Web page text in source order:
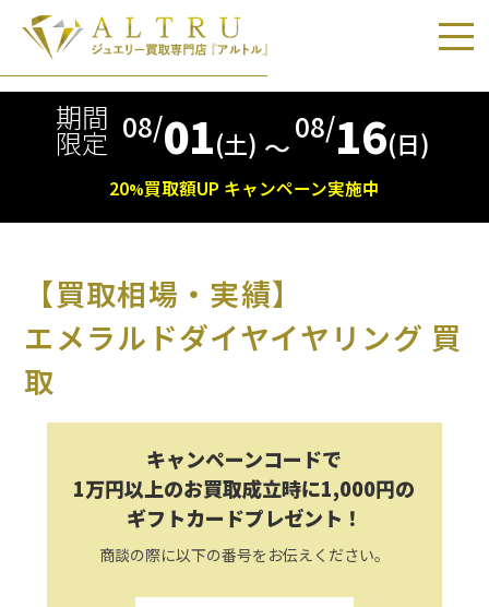
期間
限定 08/01(土) 〜
08/16(日)
20%買取額UP キャンペーン実施中
【買取相場・実績】
エメラルドダイヤイヤリング 買
取
キャンペーンコードで
1万円以上のお買取成立時に1,000円の
ギフトカードプレゼント！
商談の際に以下の番号をお伝えください。